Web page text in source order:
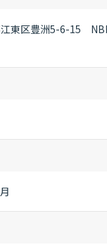
東区豊洲5-6-15